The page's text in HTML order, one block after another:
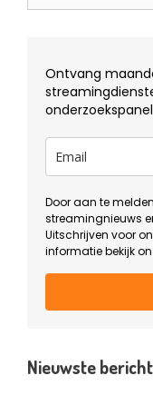
Ontvang
Door aan te
streamingnieuws
Uitschrijven voor
informatie bekijk
Nieuwste